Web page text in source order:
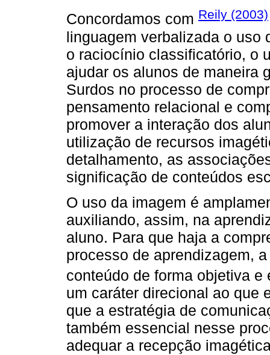
Concordamos com Reily (2003)
linguagem verbalizada o uso
o raciocínio classificatório, o
ajudar os alunos de maneira
Surdos no processo de
pensamento relacional e
promover a interação dos
utilização de recursos
detalhamento, as
significação de conteúdos
O uso da imagem é
auxiliando, assim, na
aluno. Para que haja a
processo de aprendizagem,
conteúdo de forma objetiva e
um caráter direcional ao que
que a estratégia de
também essencial nesse
adequar a recepção